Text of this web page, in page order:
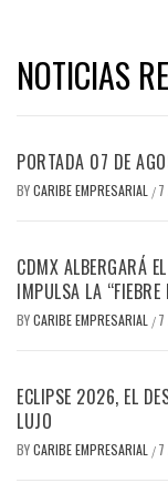
NOTICIAS
PORTADA 07 DE
BYCARIBE EMPRESARIAL /
CDMX ALBERGARÁ
IMPULSA LA “FIEBRE
BYCARIBE EMPRESARIAL /
ECLIPSE 2026, EL
LUJO
BYCARIBE EMPRESARIAL /